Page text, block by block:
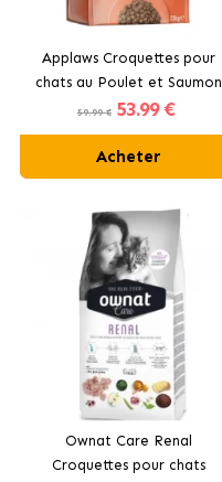
Applaws Croquettes pour
chats au Poulet et Saumon
59.99 € 53.99 €
Acheter
Ownat Care Renal
Croquettes pour chats